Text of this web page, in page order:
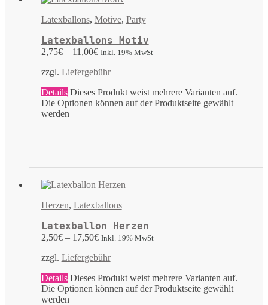
Latexballons, Motive, Party
Latexballons Motiv
2,75€– 11,00€ Inkl. 19% MwSt
zzgl. Liefergebühr
Details Dieses Produkt weist mehrere Varianten auf.
Die Optionen können auf der Produktseite gewählt
werden
Herzen, Latexballons
Latexballon Herzen
2,50€– 17,50€ Inkl. 19% MwSt
zzgl. Liefergebühr
Details Dieses Produkt weist mehrere Varianten auf.
Die Optionen können auf der Produktseite gewählt
werden